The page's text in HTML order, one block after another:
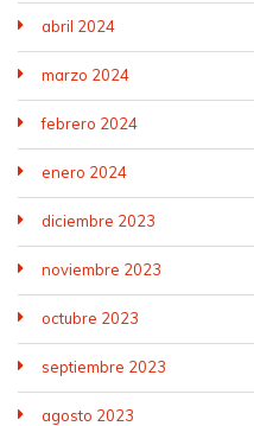
abril 2024
marzo 2024
febrero 2024
enero 2024
diciembre 2023
noviembre 2023
octubre 2023
septiembre 2023
agosto 2023